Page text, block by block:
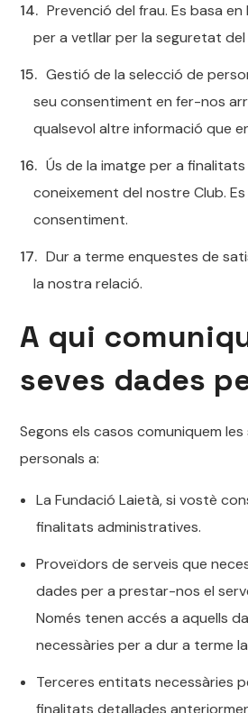
Prevenció del frau. Es basa
per a vetllar per la seguretat del
Gestió de la selecció de
seu consentiment en fer-nos
qualsevol altre informació que
Ús de la imatge per a
coneixement del nostre Club.
consentiment.
Dur a terme enquestes de
la nostra relació.
A qui
seves dades
Segons els casos comuniquem
personals a:
La Fundació Laietà, si vostè
finalitats administratives.
Proveïdors de serveis que
dades per a prestar-nos el
Només tenen accés a aquells
necessàries per a dur a terme
Terceres entitats necessàries
finalitats detallades